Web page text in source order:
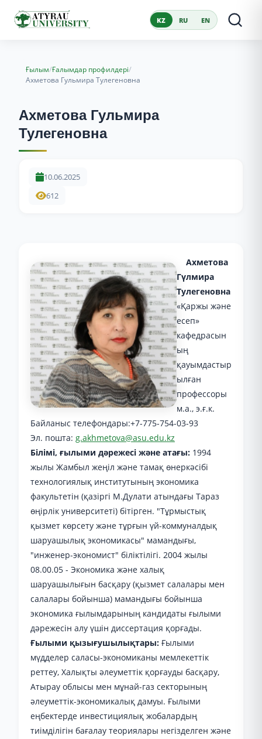
KZ RU EN
Ғылым/Ғалымдар профилдері/
Ахметова Гульмира Тулегеновна
Ахметова Гульмира
Тулегеновна
10.06.2025
612
Ахметова
Гүлмира
Тулегеновна
«Қаржы және
есеп»
кафедрасын
ың
қауымдастыр
ылған
профессоры
м.а., э.ғ.к.
Байланыс телефондары:+7-775-754-03-93
Эл. пошта: g.akhmetova@asu.edu.kz
Білімі, ғылыми дәрежесі және атағы: 1994
жылы Жамбыл жеңіл және тамақ өнеркәсібі
технологиялық институтының экономика
факультетін (қазіргі М.Дулати атындағы Тараз
өңірлік университеті) бітірген. "Тұрмыстық
қызмет көрсету және тұрғын үй-коммуналдық
шаруашылық экономикасы" мамандығы,
"инженер-экономист" біліктілігі. 2004 жылы
08.00.05 - Экономика және халық
шаруашылығын басқару (қызмет салалары мен
салалары бойынша) мамандығы бойынша
экономика ғылымдарының кандидаты ғылыми
дәрежесін алу үшін диссертация қорғады.
Ғылыми қызығушылықтары: Ғылыми
мүдделер саласы-экономиканы мемлекеттік
реттеу, Халықты әлеуметтік қорғауды басқару,
Атырау облысы мен мұнай-газ секторының
әлеуметтік-экономикалық дамуы. Ғылыми
еңбектерде инвестициялық жобалардың
тиімділігін бағалау теориялары негізделген және